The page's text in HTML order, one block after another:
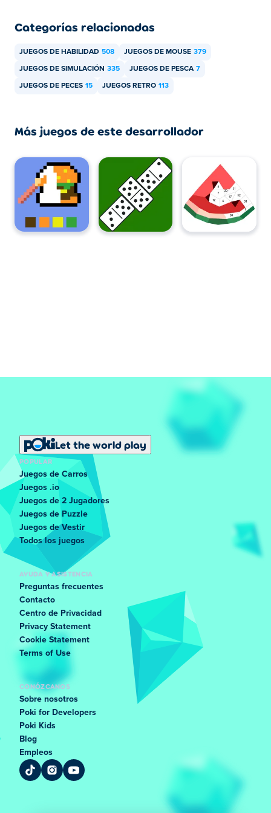
Categorías relacionadas
JUEGOS DE HABILIDAD 508 JUEGOS DE MOUSE 379
JUEGOS DE SIMULACIÓN 335 JUEGOS DE PESCA 7
JUEGOS DE PECES 15 JUEGOS RETRO 113
Más juegos de este desarrollador
Let the world play
POPULAR
Juegos de Carros
Juegos .io
Juegos de 2 Jugadores
Juegos de Puzzle
Juegos de Vestir
Todos los juegos
AYUDA Y ASISTENCIA
Preguntas frecuentes
Contacto
Centro de Privacidad
Privacy Statement
Cookie Statement
Terms of Use
CONÓZCANOS
Sobre nosotros
Poki for Developers
Poki Kids
Blog
Empleos